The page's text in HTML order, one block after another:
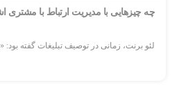
چه چیزهایی با مدیریت ارتباط با مشتری
لئو برنت، زمانی در توصیف تبلیغات گفته